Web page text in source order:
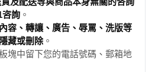
咨詢 。
容、轉讓、廣告、辱罵、洗版等
藏或刪除。
塊中留下您的電話號碼、郵箱地